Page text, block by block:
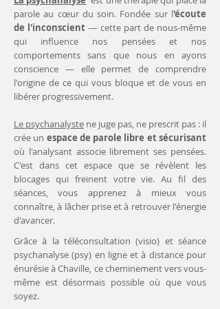
parole au cœur du soin. Fondée sur l'écoute
de l'inconscient— cette part de nous-même
qui influence nos pensées et nos
comportements sans que nous en ayons
conscience — elle permet de comprendre
l'origine de ce qui vous bloque et de vous en
libérer progressivement.
Le psychanalyste ne juge pas, ne prescrit pas : il
crée un espace de parole libre et sécurisant
où l'analysant associe librement ses pensées.
C'est dans cet espace que se révèlent les
blocages qui freinent votre vie. Au fil des
séances, vous apprenez à mieux vous
connaître, à lâcher prise et à retrouver l'énergie
d'avancer.
Grâce à la téléconsultation (visio) et séance
psychanalyse (psy) en ligne et à distance pour
énurésie à Chaville, ce cheminement vers vous-
même est désormais possible où que vous
soyez.